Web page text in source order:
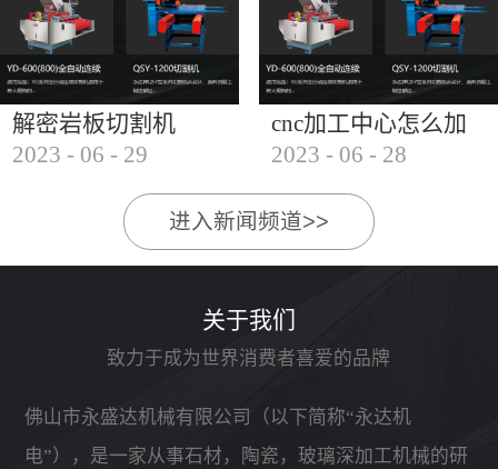
少的设备之一。但是，如何选择合适的桥切机厂家也
是很多消费者不得不面对的问题。选择一个靠谱的桥
切机厂家，是保证桥切机使用效果和...
解密岩板切割机
2023 - 06 - 29
cnc加工中心怎么加
工石材
2023 - 06 - 28
进入新闻频道>>
关于我们
致力于成为世界消费者喜爱的品牌
佛山市永盛达机械有限公司（以下简称“永达机
电”），是一家从事石材，陶瓷，玻璃深加工机械的研